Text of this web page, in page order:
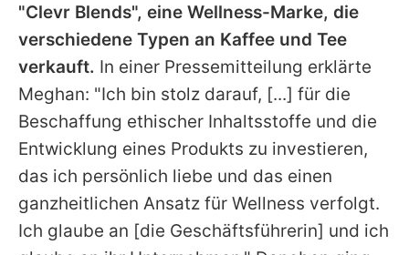
"Clevr Blends", eine Wellness-Marke, die
verschiedene Typen an Kaffee und Tee
verkauft. In einer Pressemitteilung erklärte
Meghan: "Ich bin stolz darauf, [...] für die
Beschaffung ethischer Inhaltsstoffe und die
Entwicklung eines Produkts zu investieren,
das ich persönlich liebe und das einen
ganzheitlichen Ansatz für Wellness verfolgt.
Ich glaube an [die Geschäftsführerin] und ich